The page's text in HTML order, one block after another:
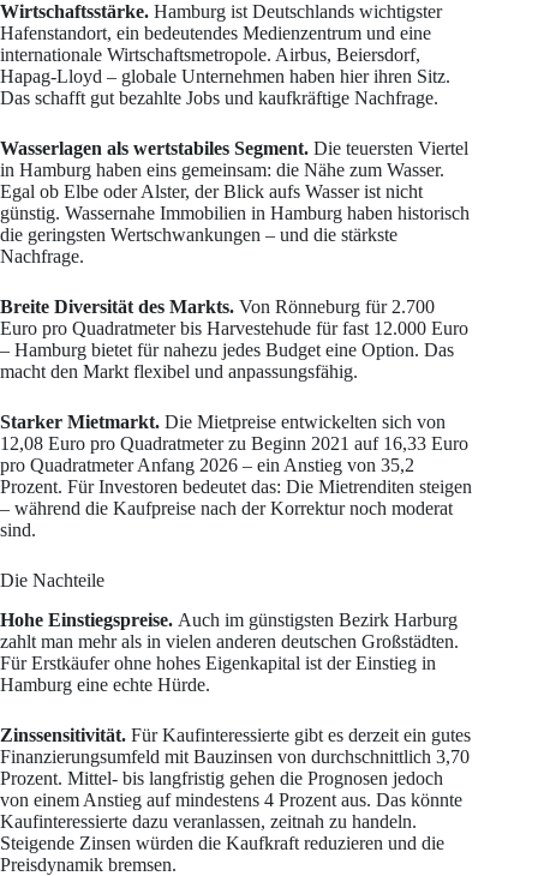
Wirtschaftsstärke. Hamburg ist Deutschlands wichtigster
Hafenstandort, ein bedeutendes Medienzentrum und eine
internationale Wirtschaftsmetropole. Airbus, Beiersdorf,
Hapag-Lloyd – globale Unternehmen haben hier ihren Sitz.
Das schafft gut bezahlte Jobs und kaufkräftige Nachfrage.
Wasserlagen als wertstabiles Segment. Die teuersten Viertel
in Hamburg haben eins gemeinsam: die Nähe zum Wasser.
Egal ob Elbe oder Alster, der Blick aufs Wasser ist nicht
günstig. Wassernahe Immobilien in Hamburg haben historisch
die geringsten Wertschwankungen – und die stärkste
Nachfrage.
Breite Diversität des Markts. Von Rönneburg für 2.700
Euro pro Quadratmeter bis Harvestehude für fast 12.000 Euro
– Hamburg bietet für nahezu jedes Budget eine Option. Das
macht den Markt flexibel und anpassungsfähig.
Starker Mietmarkt. Die Mietpreise entwickelten sich von
12,08 Euro pro Quadratmeter zu Beginn 2021 auf 16,33 Euro
pro Quadratmeter Anfang 2026 – ein Anstieg von 35,2
Prozent. Für Investoren bedeutet das: Die Mietrenditen steigen
– während die Kaufpreise nach der Korrektur noch moderat
sind.
Die Nachteile
Hohe Einstiegspreise. Auch im günstigsten Bezirk Harburg
zahlt man mehr als in vielen anderen deutschen Großstädten.
Für Erstkäufer ohne hohes Eigenkapital ist der Einstieg in
Hamburg eine echte Hürde.
Zinssensitivität. Für Kaufinteressierte gibt es derzeit ein gutes
Finanzierungsumfeld mit Bauzinsen von durchschnittlich 3,70
Prozent. Mittel- bis langfristig gehen die Prognosen jedoch
von einem Anstieg auf mindestens 4 Prozent aus. Das könnte
Kaufinteressierte dazu veranlassen, zeitnah zu handeln.
Steigende Zinsen würden die Kaufkraft reduzieren und die
Preisdynamik bremsen.